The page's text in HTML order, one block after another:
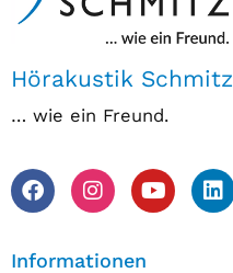
Hörakustik Schmitz
… wie ein Freund.
Informationen